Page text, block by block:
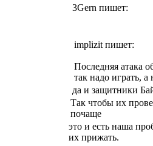
3Gern пишет:
implizit пишет:
Последняя атака
так надо играть,
да и защитники
Так чтобы их
почаще
это и есть наша
их прижать.